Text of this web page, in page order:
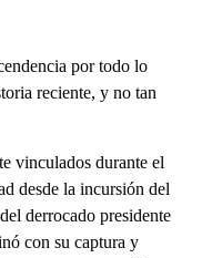
por todo lo
reciente, y no tan
vinculados durante el
desde la incursión del
derrocado presidente
con su captura y